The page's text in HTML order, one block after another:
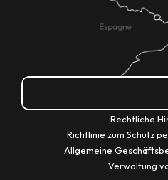
Rechtliche
Richtlinie zum Schutz
Allgemeine
Verwaltung